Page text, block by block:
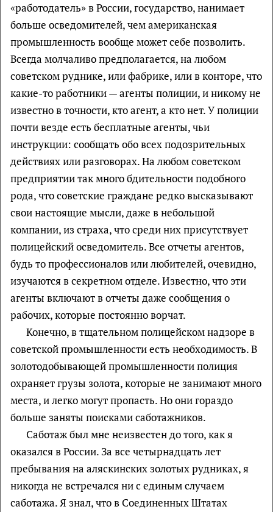
«работодатель» в России, государство, нанимает
больше осведомителей, чем американская
промышленность вообще может себе позволить.
Всегда молчаливо предполагается, на любом
советском руднике, или фабрике, или в конторе, что
какие-то работники — агенты полиции, и никому не
известно в точности, кто агент, а кто нет. У полиции
почти везде есть бесплатные агенты, чьи
инструкции: сообщать обо всех подозрительных
действиях или разговорах. На любом советском
предприятии так много бдительности подобного
рода, что советские граждане редко высказывают
свои настоящие мысли, даже в небольшой
компании, из страха, что среди них присутствует
полицейский осведомитель. Все отчеты агентов,
будь то профессионалов или любителей, очевидно,
изучаются в секретном отделе. Известно, что эти
агенты включают в отчеты даже сообщения о
рабочих, которые постоянно ворчат.
Конечно, в тщательном полицейском надзоре в
советской промышленности есть необходимость. В
золотодобывающей промышленности полиция
охраняет грузы золота, которые не занимают много
места, и легко могут пропасть. Но они гораздо
больше заняты поисками саботажников.
Саботаж был мне неизвестен до того, как я
оказался в России. За все четырнадцать лет
пребывания на аляскинских золотых рудниках, я
никогда не встречался ни с единым случаем
саботажа. Я знал, что в Соединенных Штатах